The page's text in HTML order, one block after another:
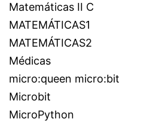
Matemáticas II C
MATEMÁTICAS1
MATEMÁTICAS2
Médicas
micro:queen micro:bit
Microbit
MicroPython